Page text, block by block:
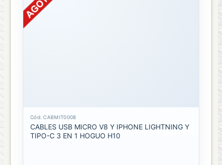
Cód: CABMIT0008
CABLES USB MICRO V8 Y IPHONE LIGHTNING Y
TIPO-C 3 EN 1 HOGUO H10
VENTANITA